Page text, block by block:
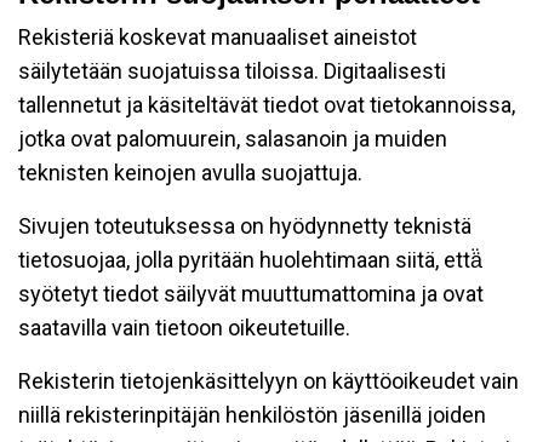
Rekisteriä koskevat manuaaliset aineistot
säilytetään suojatuissa tiloissa. Digitaalisesti
tallennetut ja käsiteltävät tiedot ovat tietokannoissa,
jotka ovat palomuurein, salasanoin ja muiden
teknisten keinojen avulla suojattuja.
Sivujen toteutuksessa on hyödynnetty teknistä
tietosuojaa, jolla pyritään huolehtimaan siitä, että̈
syötetyt tiedot säilyvät muuttumattomina ja ovat
saatavilla vain tietoon oikeutetuille.
Rekisterin tietojenkäsittelyyn on käyttöoikeudet vain
niillä rekisterinpitäjän henkilöstön jäsenillä joiden